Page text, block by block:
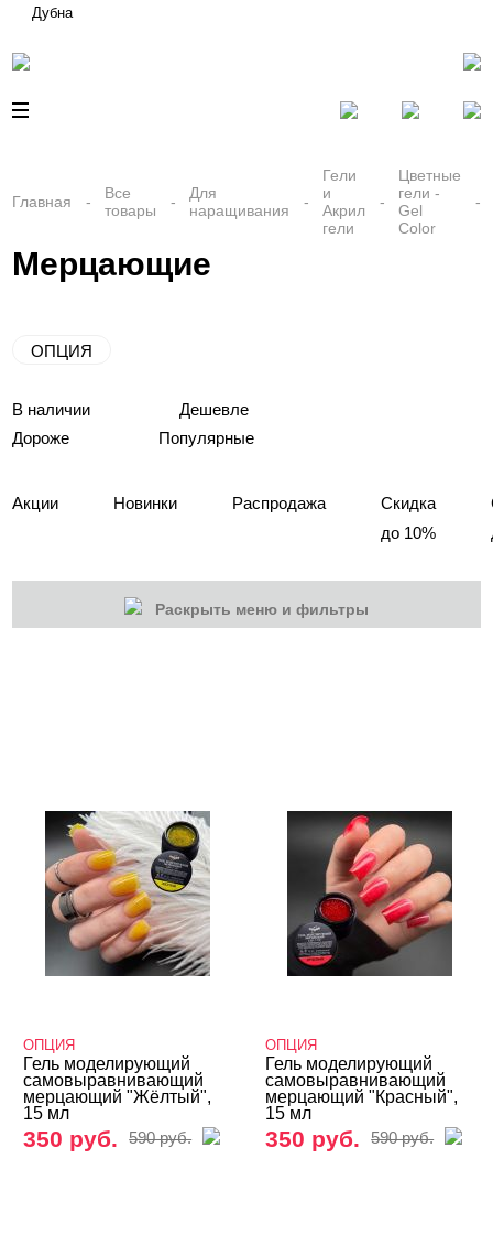
Дубна
Главная
Все
товары
Для
наращивания
Гели
и
Акрил
гели
Цветные
гели -
Gel
Color
Мерцающие
ОПЦИЯ
В наличии
Дешевле
Дороже
Популярные
Акции Новинки Распродажа
Скидка
до 10%
Раскрыть меню и фильтры
Распродажа
Наборы
Акрилы
Гель-краски
Гели и Акрил гели
Жидкие гели и полигели
Акригель (полигель)
Биогель
ОПЦИЯ
Гель моделирующий
самовыравнивающий
мерцающий "Жёлтый",
15 мл
350 руб. 590 руб.
ОПЦИЯ
Гель моделирующий
самовыравнивающий
мерцающий "Красный",
15 мл
350 руб. 590 руб.